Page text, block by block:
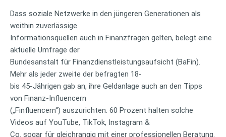
Dass soziale Netzwerke in den jüngeren Generationen als
weithin zuverlässige
Informationsquellen auch in Finanzfragen gelten, belegt eine
aktuelle Umfrage der
Bundesanstalt für Finanzdienstleistungsaufsicht (BaFin).
Mehr als jeder zweite der befragten 18-
bis 45-Jährigen gab an, ihre Geldanlage auch an den Tipps
von Finanz-Influencern
(„Finfluencern“) auszurichten. 60 Prozent halten solche
Videos auf YouTube, TikTok, Instagram &
Co. sogar für gleichrangig mit einer professionellen Beratung.